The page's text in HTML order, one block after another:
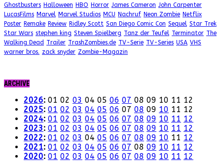
Ghostbusters Halloween HBO Horror James Cameron John Carpenter
LucasFilms Marvel Marvel Studios MCU Nachruf Neon Zombie Netflix
Poster Remake Review Ridley Scott San Diego Comic Con Sequel Star Trek
Star Wars stephen king Steven Spielberg Tanz der Teufel Terminator The
Walking Dead Trailer TrashZombies.de TV-Serie TV-Series USA VHS
warner bros. zack snyder Zombie-Magazin
ARCHIVE
2026: 01 02 03 04 05 06 07 08 09 10 11 12
2025: 01 02 03 04 05 06 07 08 09 10 11 12
2024: 01 02 03 04 05 06 07 08 09 10 11 12
2023: 01 02 03 04 05 06 07 08 09 10 11 12
2022: 01 02 03 04 05 06 07 08 09 10 11 12
2021: 01 02 03 04 05 06 07 08 09 10 11 12
2020: 01 02 03 04 05 06 07 08 09 10 11 12